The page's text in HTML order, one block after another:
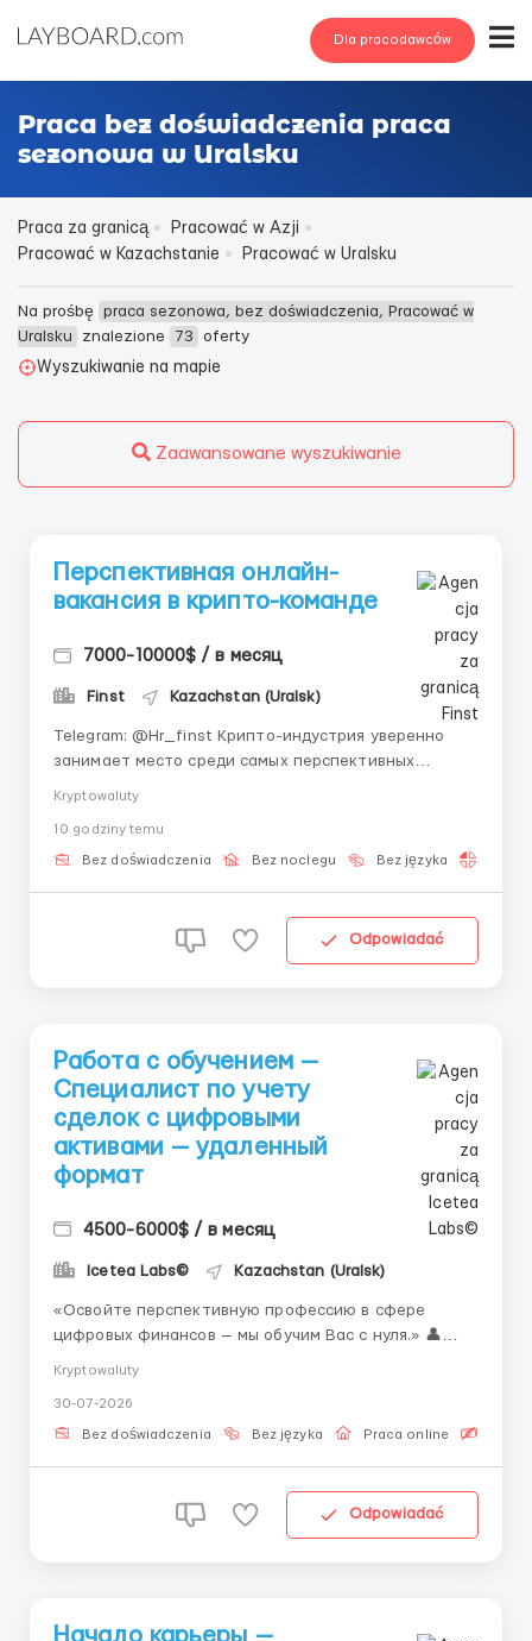
Dla pracodawców
Praca bez doświadczenia praca
sezonowa w Uralsku
Praca za granicą
Pracować w Azji
Pracować w Kazachstanie
Pracować w Uralsku
Na prośbę praca sezonowa, bez doświadczenia, Pracować w
Uralsku
znalezione 73
oferty
Wyszukiwanie na mapie
Zaawansowane wyszukiwanie
Перспективная онлайн-
вакансия в крипто-команде
7000-10000$ / в месяц
Finst Kazachstan (Uralsk)
Telegram: @Hr_finst Крипто-индустрия уверенно
занимает место среди самых перспективных
специалисты, умеющие работать в онлайн-среде,
получают всё больше возможностей для развития и
Kryptowaluty
10 godziny temu
Bez doświadczenia Bez noclegu Bez języka
Odpowiadać
Работа с обучением —
Специалист по учету
сделок с цифровыми
активами — удаленный
формат
4500-6000$ / в месяц
Icetea Labs© Kazachstan (Uralsk)
«Освойте перспективную профессию в сфере
цифровых финансов — мы обучим Вас с нуля.» 👤
процессов — одна из самых молодых и
быстрорастущих специальностей в мире. Спрос на
Kryptowaluty
30-07-2026
Bez doświadczenia Bez języka Praca online
Odpowiadać
Начало карьеры —